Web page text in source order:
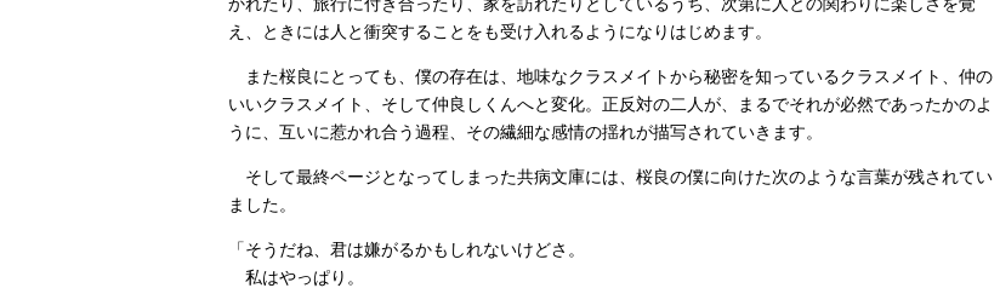
え、ときには人と衝突することをも受け入れるようになりはじめます。
また桜良にとっても、僕の存在は、地味なクラスメイトから秘密を知っているクラスメイト、仲の
いいクラスメイト、そして仲良しくんへと変化。正反対の二人が、まるでそれが必然であったかのよ
うに、互いに惹かれ合う過程、その繊細な感情の揺れが描写されていきます。
そして最終ページとなってしまった共病文庫には、桜良の僕に向けた次のような言葉が残されてい
ました。
「そうだね、君は嫌がるかもしれないけどさ。
私はやっぱり。